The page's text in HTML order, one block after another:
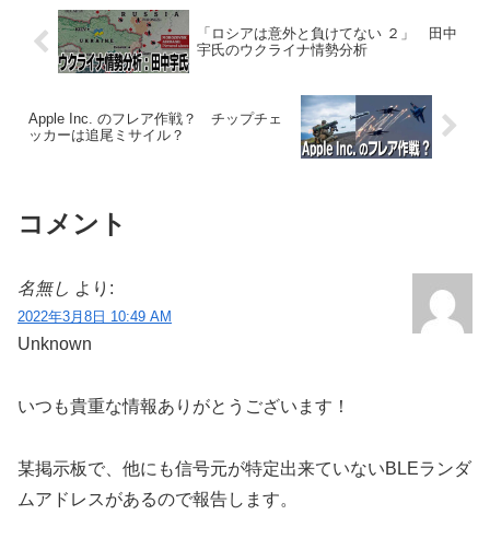
「ロシアは意外と負けてない ２」 田中
宇氏のウクライナ情勢分析
Apple Inc. のフレア作戦？ チップチェ
ッカーは追尾ミサイル？
コメント
名無し より:
2022年3月8日 10:49 AM
Unknown
いつも貴重な情報ありがとうございます！
某掲示板で、他にも信号元が特定出来ていないBLEランダ
ムアドレスがあるので報告します。